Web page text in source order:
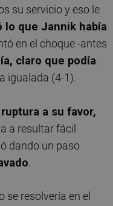
su servicio y eso le
lo que Jannik había
en el choque -antes
claro que podía.
igualada (4-1).
a su favor,
a resultar fácil
dando un paso
.
resolvería en el